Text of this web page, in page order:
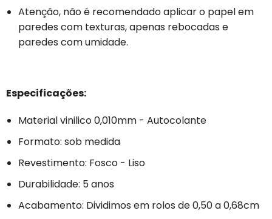
Atenção, não é recomendado aplicar o papel em
paredes com texturas, apenas rebocadas e
paredes com umidade.
Especificações:
Material vinilico 0,010mm - Autocolante
Formato: sob medida
Revestimento: Fosco - Liso
Durabilidade: 5 anos
Acabamento: Dividimos em rolos de 0,50 a 0,68cm